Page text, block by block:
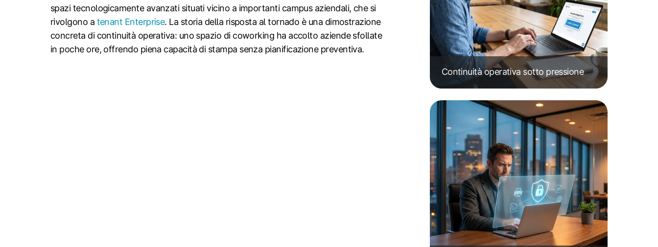
spazi tecnologicamente avanzati situati vicino a importanti campus aziendali, che si
rivolgono a tenant Enterprise. La storia della risposta al tornado è una dimostrazione
concreta di continuità operativa: uno spazio di coworking ha accolto aziende sfollate
in poche ore, offrendo piena capacità di stampa senza pianificazione preventiva.
Continuità operativa sotto pressione